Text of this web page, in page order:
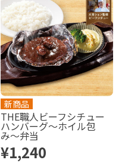
新商品
THE職人ビーフシチュー
ハンバーグ〜ホイル包
み〜弁当
¥1,240